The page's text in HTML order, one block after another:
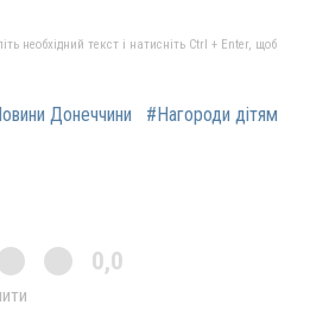
необхідний текст і натисніть Ctrl + Enter, щоб
Донеччини #Нагороди дітям
0,0